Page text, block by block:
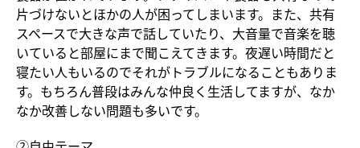
片づけないとほかの人が困ってしまいます。また、共有
スペースで大きな声で話していたり、大音量で音楽を聴
いていると部屋にまで聞こえてきます。夜遅い時間だと
寝たい人もいるのでそれがトラブルになることもありま
す。もちろん普段はみんな仲良く生活してますが、なか
なか改善しない問題も多いです。